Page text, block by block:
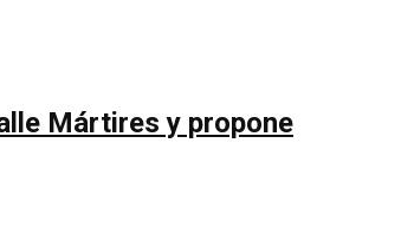
Mártires y propone